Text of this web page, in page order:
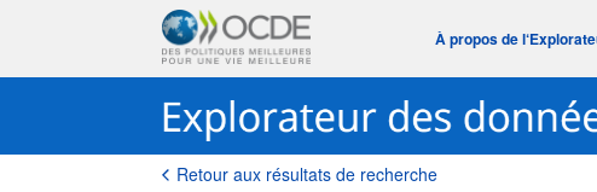
À propos de
Retour aux résultats de recherche